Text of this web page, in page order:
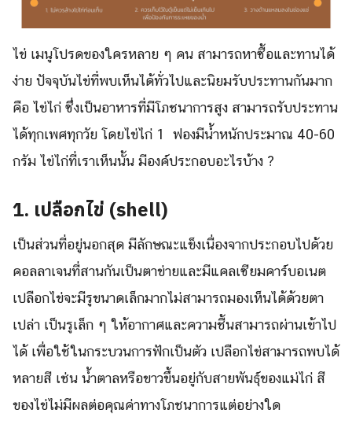
ไข่ เมนูโปรดของใครหลาย ๆ คน สามารถหาซื้อและทานได้
ง่าย ปัจจุบันไข่ที่พบเห็นได้ทั่วไปและนิยมรับประทานกันมาก
คือ ไข่ไก่ ซึ่งเป็นอาหารที่มีโภชนาการสูง สามารถรับประทาน
ได้ทุกเพศทุกวัย โดยไข่ไก่ 1 ฟองมีน้ำหนักประมาณ 40-60
กรัม ไข่ไก่ที่เราเห็นนั้น มีองค์ประกอบอะไรบ้าง ?
1. เปลือกไข่ (shell)
เป็นส่วนที่อยู่นอกสุด มีลักษณะแข็งเนื่องจากประกอบไปด้วย
คอลลาเจนที่สานกันเป็นตาข่ายและมีแคลเซียมคาร์บอเนต
เปลือกไข่จะมีรูขนาดเล็กมากไม่สามารถมองเห็นได้ด้วยตา
เปล่า เป็นรูเล็ก ๆ ให้อากาศและความชื้นสามารถผ่านเข้าไป
ได้ เพื่อใช้ในกระบวนการฟักเป็นตัว เปลือกไข่สามารถพบได้
หลายสี เช่น น้ำตาลหรือขาวขึ้นอยู่กับสายพันธุ์ของแม่ไก่ สี
ของไข่ไม่มีผลต่อคุณค่าทางโภชนาการแต่อย่างใด